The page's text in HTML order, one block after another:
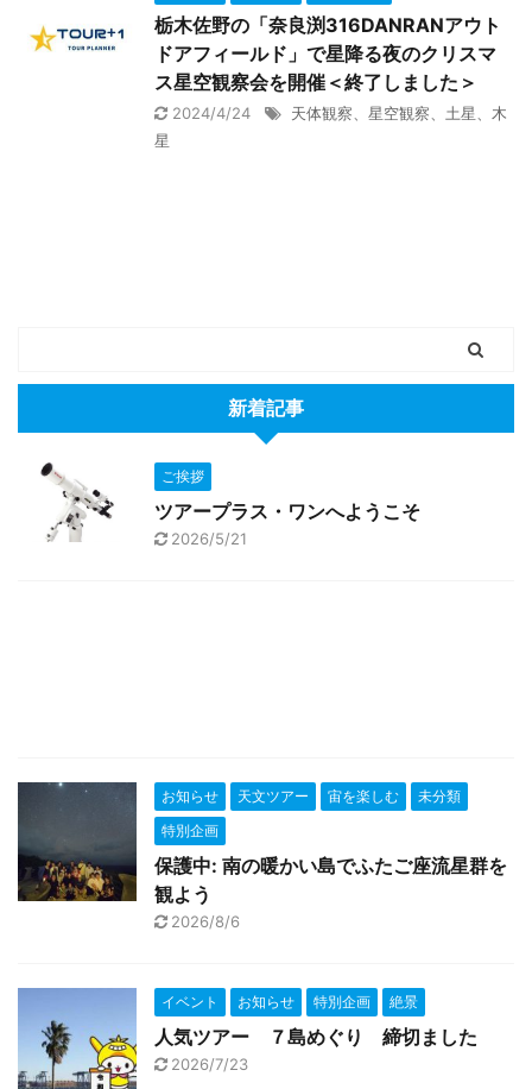
栃木佐野の「奈良渕316DANRANアウト
ドアフィールド」で星降る夜のクリスマ
ス星空観察会を開催＜終了しました＞
2024/4/24
天体観察、星空観察、土星、木
星
新着記事
ご挨拶
ツアープラス・ワンへようこそ
2026/5/21
お知らせ 天文ツアー 宙を楽しむ
未分類
特別企画
保護中: 南の暖かい島でふたご座流星群を
観よう
2026/8/6
イベント お知らせ 特別企画 絶景
人気ツアー ７島めぐり 締切ました
2026/7/23